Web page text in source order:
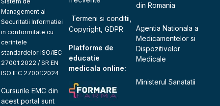
Management al
Securitatii Informatiei
in conformitate cu
cerintele
standardelor ISO/IEC
27001:2022 / SR EN
ISO IEC 27001:2024
Cursurile EMC din
acest portal sunt
Termeni si conditii,
Copyright, GDPR
Platforme de
educatie
medicala online:
din Romania
Agentia Nationala a
Medicamentelor si
Dispozitivelor
Medicale
Ministerul Sanatatii